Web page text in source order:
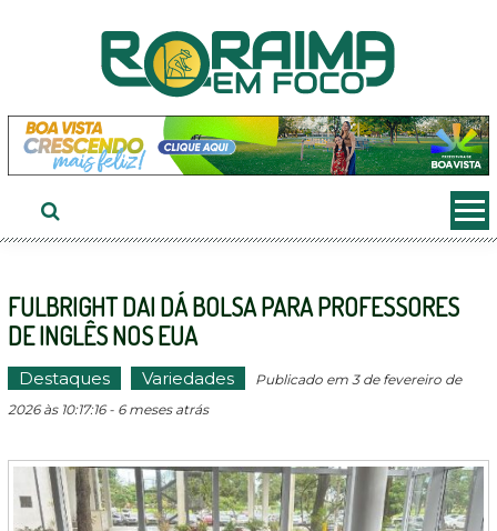
FULBRIGHT DAI DÁ BOLSA PARA PROFESSORES
DE INGLÊS NOS EUA
Destaques Variedades
Publicado em 3 de fevereiro de
2026 às 10:17:16 - 6 meses atrás